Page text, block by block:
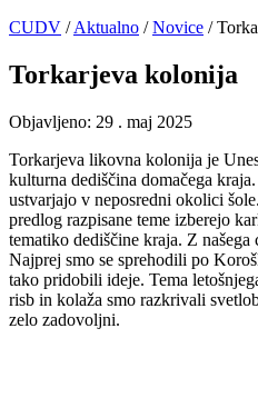
CUDV /Aktualno /Novice /
Torkarjeva kolonija
Objavljeno: 29 . maj 2025
Torkarjeva likovna kolonija je
kulturna dediščina domačega
ustvarjajo v neposredni okolici
predlog razpisane teme izberejo
tematiko dediščine kraja. Z
Najprej smo se sprehodili po
tako pridobili ideje. Tema
risb in kolaža smo razkrivali
zelo zadovoljni.